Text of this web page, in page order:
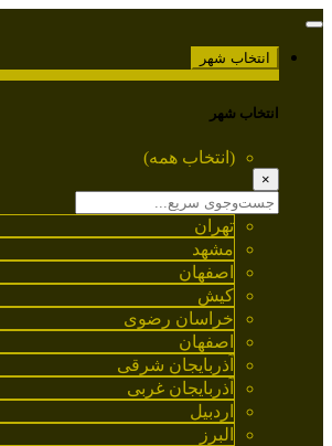
انتخاب شهر
انتخاب شهر
(انتخاب همه)
×
تهران
مشهد
اصفهان
کیش
خراسان رضوی
اصفهان
آذربایجان شرقی
آذربایجان غربی
اردبیل
البرز